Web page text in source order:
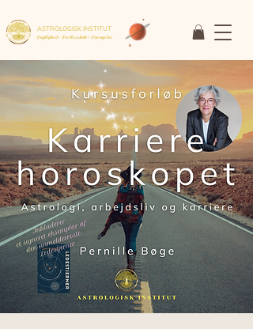
ASTROLOGISK INSTITUT
Faglighed • Fællesskab• Fornyelse